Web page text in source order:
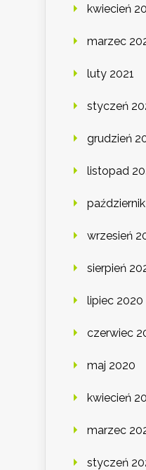
kwiecień
marzec
luty 2021
styczeń
grudzień
listopad
wrzesień
sierpień
lipiec 2020
czerwiec
maj 2020
kwiecień
marzec
styczeń